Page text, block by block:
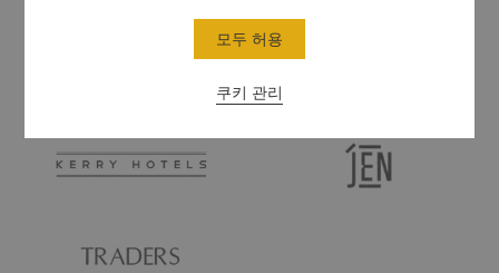
쿠키 관리
모두 허용